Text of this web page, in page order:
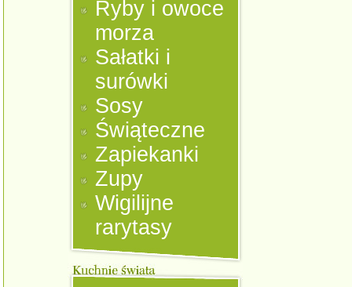
Ryby i owoce
morza
Sałatki i
surówki
Sosy
Świąteczne
Zapiekanki
Zupy
Wigilijne
rarytasy